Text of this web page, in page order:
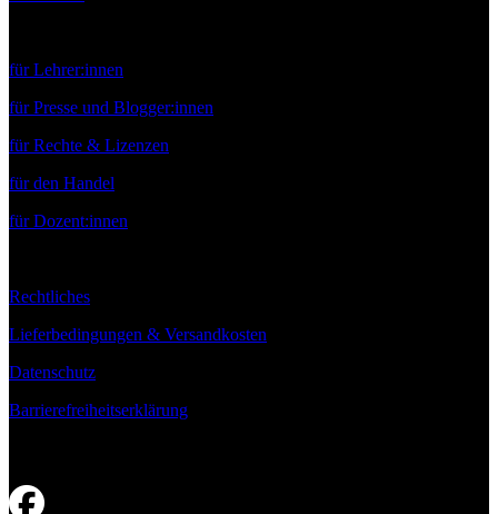
für Lehrer:innen
für Presse und Blogger:innen
für Rechte & Lizenzen
für den Handel
für Dozent:innen
Rechtliches
Lieferbedingungen & Versandkosten
Datenschutz
Barrierefreiheitserklärung